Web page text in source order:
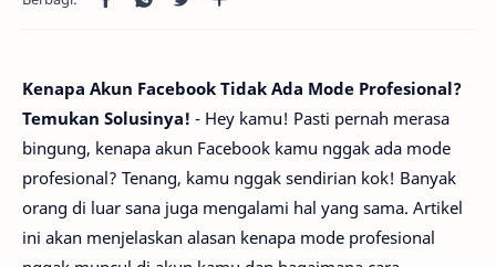
Kenapa Akun Facebook Tidak Ada Mode Profesional?
Temukan Solusinya! - Hey kamu! Pasti pernah merasa
bingung, kenapa akun Facebook kamu nggak ada mode
profesional? Tenang, kamu nggak sendirian kok! Banyak
orang di luar sana juga mengalami hal yang sama. Artikel
ini akan menjelaskan alasan kenapa mode profesional